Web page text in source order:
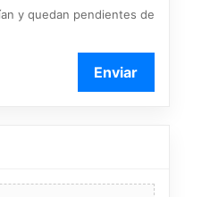
y quedan pendientes de
Enviar